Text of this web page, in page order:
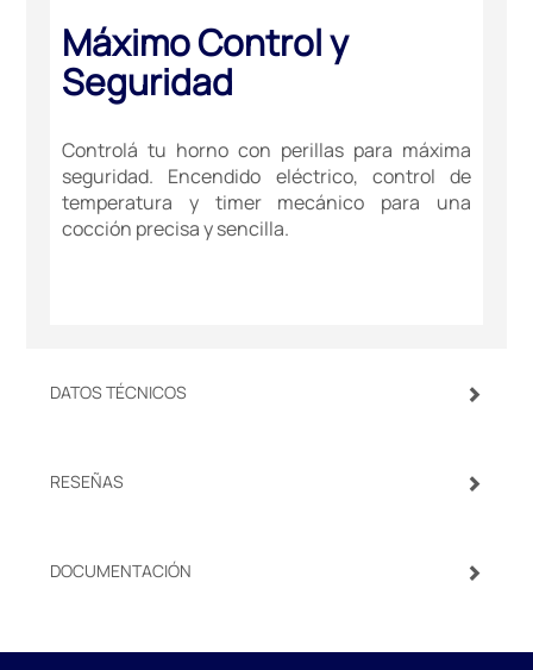
Máximo Control y
Seguridad
Controlá tu horno con perillas para máxima
seguridad. Encendido eléctrico, control de
temperatura y timer mecánico para una
cocción precisa y sencilla.
DATOS TÉCNICOS
RESEÑAS
DOCUMENTACIÓN